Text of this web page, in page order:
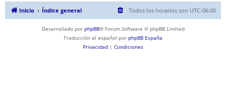
Inicio Índice general Todos los horarios son UTC-06:00
Desarrollado por phpBB® Forum Software © phpBB Limited
Traducción al español por phpBB España
Privacidad | Condiciones